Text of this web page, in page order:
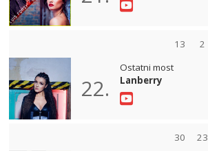
13 2
22.
Ostatni most
Lanberry
30 23